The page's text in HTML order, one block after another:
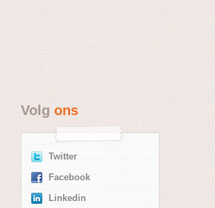
Volgons
Twitter
Facebook
Linkedin